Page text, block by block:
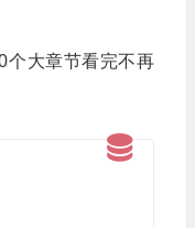
个大章节看完不再